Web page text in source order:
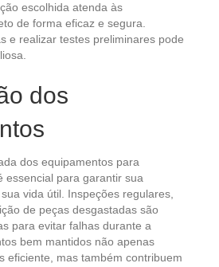
escolhida atenda às
de forma eficaz e segura.
e realizar testes preliminares pode
dos
dos equipamentos para
essencial para garantir sua
vida útil. Inspeções regulares,
de peças desgastadas são
para evitar falhas durante a
bem mantidos não apenas
eficiente, mas também contribuem